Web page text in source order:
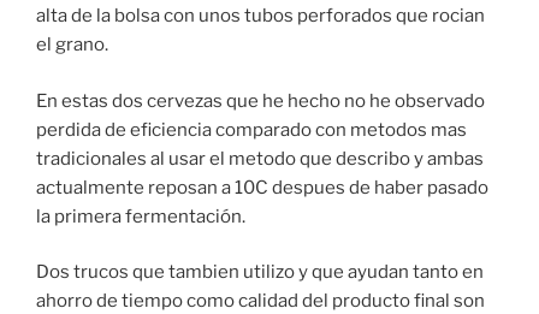
alta de la bolsa con unos tubos perforados que rocian
el grano.
En estas dos cervezas que he hecho no he observado
perdida de eficiencia comparado con metodos mas
tradicionales al usar el metodo que describo y ambas
actualmente reposan a 10C despues de haber pasado
la primera fermentación.
Dos trucos que tambien utilizo y que ayudan tanto en
ahorro de tiempo como calidad del producto final son